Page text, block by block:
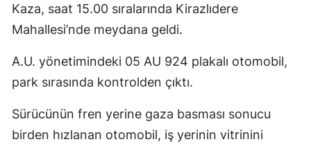
Edirne
Eskişehir
Kaza, saat 15.00 sıralarında Kirazlıdere
Mahallesi’nde meydana geldi.
A.U. yönetimindeki 05 AU 924 plakalı otomobil,
park sırasında kontrolden çıktı.
Sürücünün fren yerine gaza basması sonucu
birden hızlanan otomobil, iş yerinin vitrinini